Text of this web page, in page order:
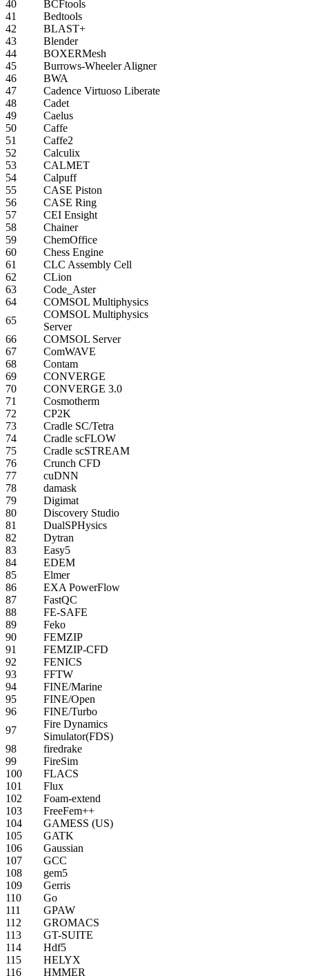
40
BCFtools
41
Bedtools
42
BLAST+
43
Blender
44
BOXERMesh
45
Burrows-Wheeler Aligner
46
BWA
47
Cadence Virtuoso Liberate
48
Cadet
49
Caelus
50
Caffe
51
Caffe2
52
Calculix
53
CALMET
54
Calpuff
55
CASE Piston
56
CASE Ring
57
CEI Ensight
58
Chainer
59
ChemOffice
60
Chess Engine
61
CLC Assembly Cell
62
CLion
63
Code_Aster
64
COMSOL Multiphysics
65
COMSOL Multiphysics
Server
66
COMSOL Server
67
ComWAVE
68
Contam
69
CONVERGE
70
CONVERGE 3.0
71
Cosmotherm
72
CP2K
73
Cradle SC/Tetra
74
Cradle scFLOW
75
Cradle scSTREAM
76
Crunch CFD
77
cuDNN
78
damask
79
Digimat
80
Discovery Studio
81
DualSPHysics
82
Dytran
83
Easy5
84
EDEM
85
Elmer
86
EXA PowerFlow
87
FastQC
88
FE-SAFE
89
Feko
90
FEMZIP
91
FEMZIP-CFD
92
FENICS
93
FFTW
94
FINE/Marine
95
FINE/Open
96
FINE/Turbo
97
Fire Dynamics
Simulator(FDS)
98
firedrake
99
FireSim
100
FLACS
101
Flux
102
Foam-extend
103
FreeFem++
104
GAMESS (US)
105
GATK
106
Gaussian
107
GCC
108
gem5
109
Gerris
110
Go
111
GPAW
112
GROMACS
113
GT-SUITE
114
Hdf5
115
HELYX
116
HMMER